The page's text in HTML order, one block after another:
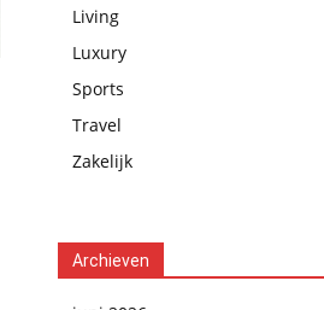
Living
Luxury
Sports
Travel
Zakelijk
Archieven